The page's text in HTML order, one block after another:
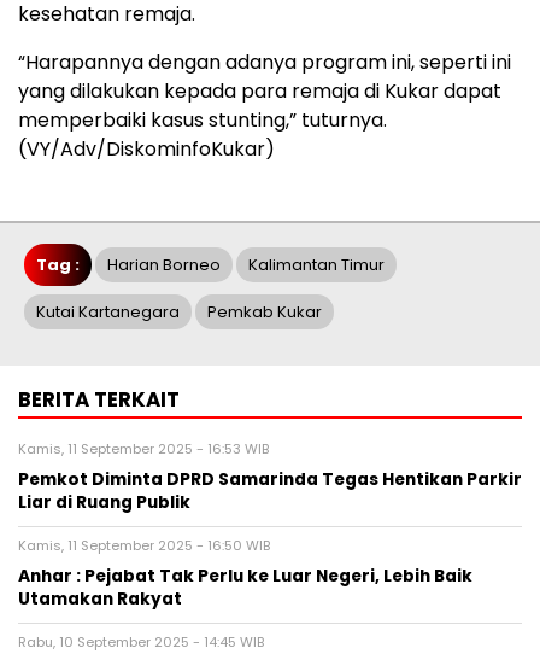
kesehatan remaja.
“Harapannya dengan adanya program ini, seperti ini
yang dilakukan kepada para remaja di Kukar dapat
memperbaiki kasus stunting,” tuturnya.
(VY/Adv/DiskominfoKukar)
Tag : Harian Borneo Kalimantan Timur
Kutai Kartanegara Pemkab Kukar
BERITA TERKAIT
Kamis, 11 September 2025 - 16:53 WIB
Pemkot Diminta DPRD Samarinda Tegas Hentikan Parkir
Liar di Ruang Publik
Kamis, 11 September 2025 - 16:50 WIB
Anhar : Pejabat Tak Perlu ke Luar Negeri, Lebih Baik
Utamakan Rakyat
Rabu, 10 September 2025 - 14:45 WIB